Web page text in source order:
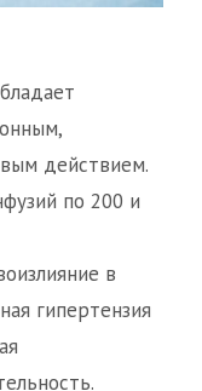
действием.
по 200 и
в
гипертензия